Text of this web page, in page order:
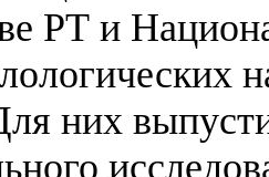
РТ и
них